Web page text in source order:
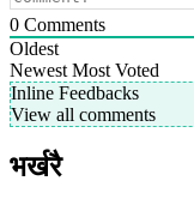
0 Comments
Oldest
Newest Most Voted
Inline Feedbacks
View all comments
भर्खरै